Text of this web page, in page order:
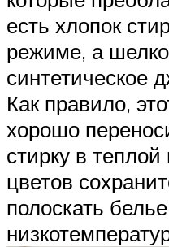
есть хлопок
режиме, а
синтетическое
Как правило,
хорошо
стирку в
цветов
полоскать